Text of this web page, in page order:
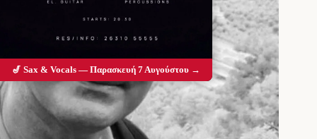
🎷 Sax & Vocals — Παρασκευή 7 Αυγούστου →